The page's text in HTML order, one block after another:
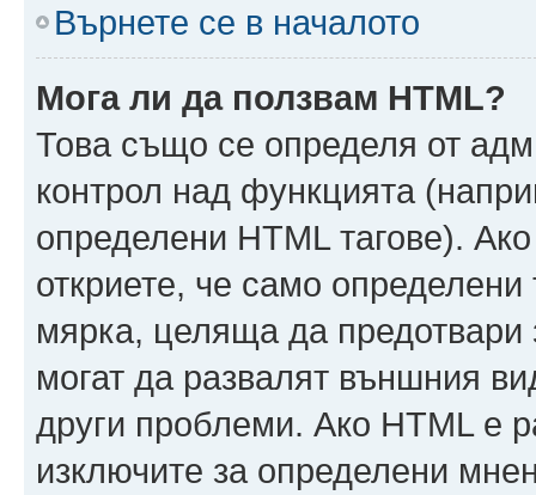
Върнете се в началото
Мога ли да ползвам HTML?
Това също се определя от
контрол над функцията
определени HTML тагове).
откриете, че само определени
мярка, целяща да предотвари
могат да развалят външния
други проблеми. Ако HTML е
изключите за определени